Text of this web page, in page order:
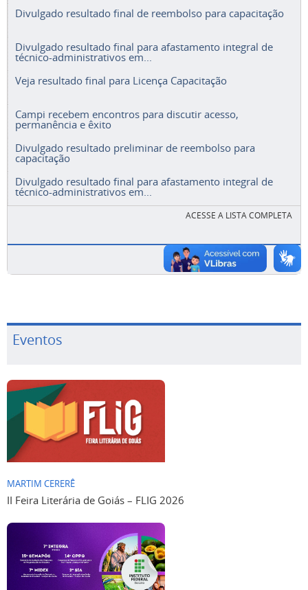
Divulgado resultado final de reembolso para capacitação
Divulgado resultado final para afastamento integral de
técnico-administrativos em...
Veja resultado final para Licença Capacitação
Campi recebem encontros para discutir acesso,
permanência e êxito
Divulgado resultado preliminar de reembolso para
capacitação
Divulgado resultado final para afastamento integral de
técnico-administrativos em...
ACESSE A LISTA COMPLETA
Eventos
MARTIM CERERÊ
II Feira Literária de Goiás – FLIG 2026